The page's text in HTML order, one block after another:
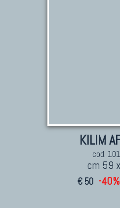
KILIM
cod.
cm 59
€ 50 -40%